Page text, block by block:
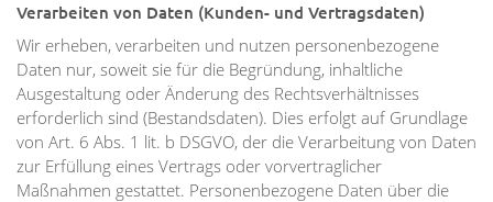
Verarbeiten von Daten (Kunden- und Vertragsdaten)
Wir erheben, verarbeiten und nutzen personenbezogene
Daten nur, soweit sie für die Begründung, inhaltliche
Ausgestaltung oder Änderung des Rechtsverhältnisses
erforderlich sind (Bestandsdaten). Dies erfolgt auf Grundlage
von Art. 6 Abs. 1 lit. b DSGVO, der die Verarbeitung von Daten
zur Erfüllung eines Vertrags oder vorvertraglicher
Maßnahmen gestattet. Personenbezogene Daten über die